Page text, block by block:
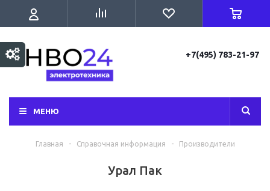
+7(495) 783-21-97
МЕНЮ
Главная - Справочная информация - Производители
Урал Пак